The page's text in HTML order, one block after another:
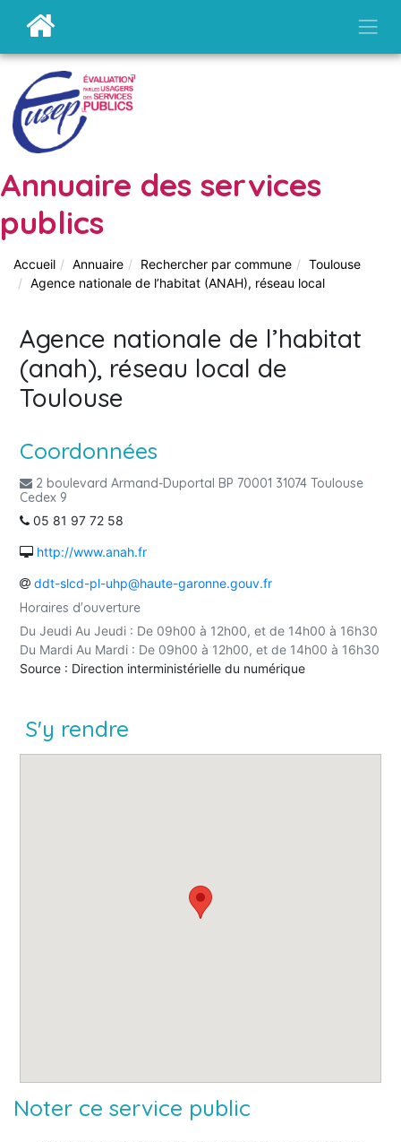
Annuaire des services
publics
Accueil Annuaire Rechercher par commune
Toulouse
Agence nationale de l’habitat (ANAH), réseau local
Agence nationale de l’habitat
(anah), réseau local de
Toulouse
Coordonnées
2 boulevard Armand-Duportal BP 70001 31074 Toulouse
Cedex 9
05 81 97 72 58
http://www.anah.fr
ddt-slcd-pl-uhp@haute-garonne.gouv.fr
Horaires d'ouverture
Du Jeudi Au Jeudi : De 09h00 à 12h00, et de 14h00 à 16h30
Du Mardi Au Mardi : De 09h00 à 12h00, et de 14h00 à 16h30
Source : Direction interministérielle du numérique
S'y rendre
Noter ce service public